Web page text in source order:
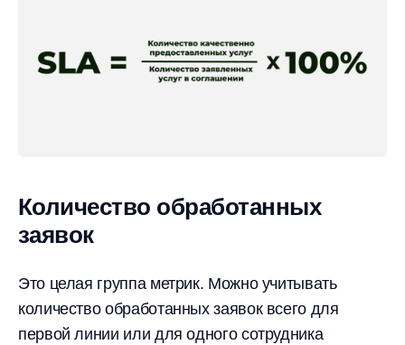
Количество обработанных
заявок
Это целая группа метрик. Можно учитывать
количество обработанных заявок всего для
первой линии или для одного сотрудника